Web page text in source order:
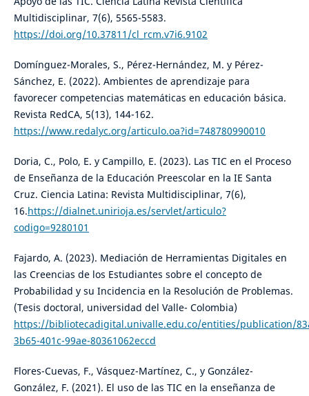
Multidisciplinar, 7(6), 5565-5583.
https://doi.org/10.37811/cl_rcm.v7i6.9102
Domínguez-Morales, S., Pérez-Hernández, M. y Pérez-
Sánchez, E. (2022). Ambientes de aprendizaje para
favorecer competencias matemáticas en educación básica.
Revista RedCA, 5(13), 144-162.
https://www.redalyc.org/articulo.oa?id=748780990010
Doria, C., Polo, E. y Campillo, E. (2023). Las TIC en el Proceso
de Enseñanza de la Educación Preescolar en la IE Santa
Cruz. Ciencia Latina: Revista Multidisciplinar, 7(6),
16.https://dialnet.unirioja.es/servlet/articulo?
codigo=9280101
Fajardo, A. (2023). Mediación de Herramientas Digitales en
las Creencias de los Estudiantes sobre el concepto de
Probabilidad y su Incidencia en la Resolución de Problemas.
(Tesis doctoral, universidad del Valle- Colombia)
https://bibliotecadigital.univalle.edu.co/entities/publication/
3b65-401c-99ae-80361062eccd
Flores-Cuevas, F., Vásquez-Martínez, C., y González-
González, F. (2021). El uso de las TIC en la enseñanza de